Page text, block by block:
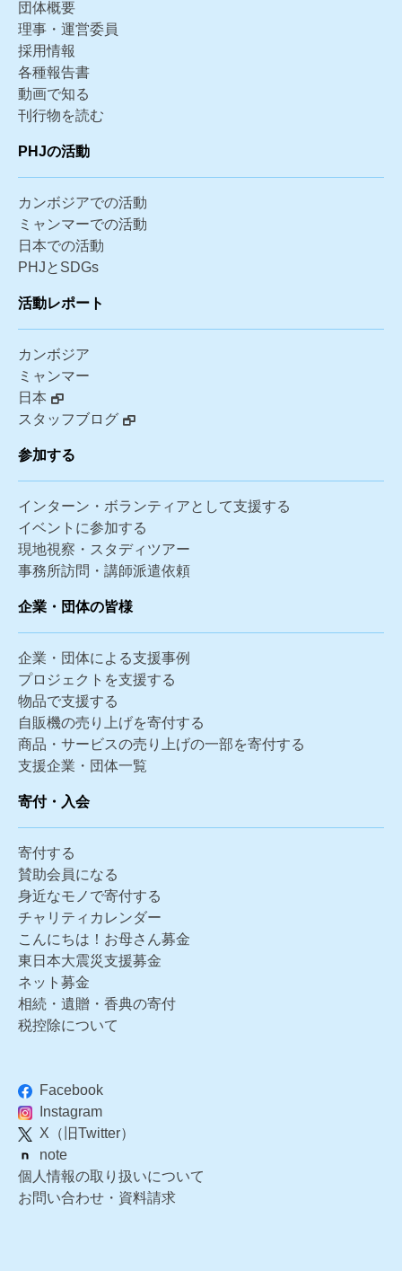
団体概要
理事・運営委員
採用情報
各種報告書
動画で知る
刊行物を読む
PHJの活動
カンボジアでの活動
ミャンマーでの活動
日本での活動
PHJとSDGs
活動レポート
カンボジア
ミャンマー
日本
スタッフブログ
参加する
インターン・ボランティアとして支援する
イベントに参加する
現地視察・スタディツアー
事務所訪問・講師派遣依頼
企業・団体の皆様
企業・団体による支援事例
プロジェクトを支援する
物品で支援する
自販機の売り上げを寄付する
商品・サービスの売り上げの一部を寄付する
支援企業・団体一覧
寄付・入会
寄付する
賛助会員になる
身近なモノで寄付する
チャリティカレンダー
こんにちは！お母さん募金
東日本大震災支援募金
ネット募金
相続・遺贈・香典の寄付
税控除について
Facebook
Instagram
X（旧Twitter）
note
個人情報の取り扱いについて
お問い合わせ・資料請求